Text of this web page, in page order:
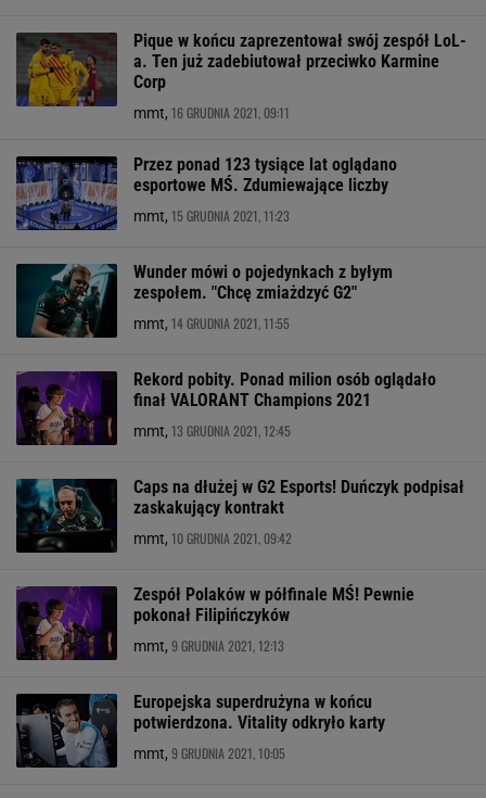
Pique w końcu zaprezentował swój zespół LoL-
a. Ten już zadebiutował przeciwko Karmine
Corp
mmt, 16 GRUDNIA 2021, 09:11
Przez ponad 123 tysiące lat oglądano
esportowe MŚ. Zdumiewające liczby
mmt, 15 GRUDNIA 2021, 11:23
Wunder mówi o pojedynkach z byłym
zespołem. "Chcę zmiażdzyć G2"
mmt, 14 GRUDNIA 2021, 11:55
Rekord pobity. Ponad milion osób oglądało
finał VALORANT Champions 2021
mmt, 13 GRUDNIA 2021, 12:45
Caps na dłużej w G2 Esports! Duńczyk podpisał
zaskakujący kontrakt
mmt, 10 GRUDNIA 2021, 09:42
Zespół Polaków w półfinale MŚ! Pewnie
pokonał Filipińczyków
mmt, 9 GRUDNIA 2021, 12:13
Europejska superdrużyna w końcu
potwierdzona. Vitality odkryło karty
mmt, 9 GRUDNIA 2021, 10:05